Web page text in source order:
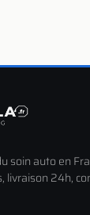
soin auto en
24h,